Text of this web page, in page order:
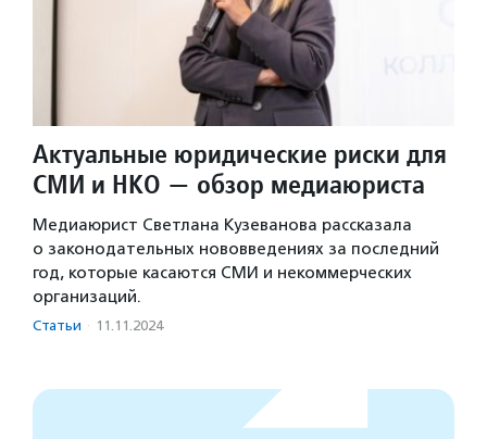
Актуальные юридические риски для
СМИ и НКО — обзор медиаюриста
Медиаюрист Светлана Кузеванова рассказала
о законодательных нововведениях за последний
год, которые касаются СМИ и некоммерческих
организаций.
Статьи · 11.11.2024